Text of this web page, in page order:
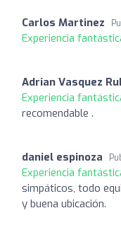
Carlos Martinez
Experiencia
Adrian Vasquez
Experiencia
recomendable .
daniel espinoza
Experiencia
simpáticos, todo
y buena ubicación.